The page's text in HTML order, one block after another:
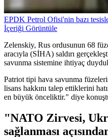
EPDK Petrol Ofisi'nin bazı
İçeriği Görüntüle
Zelenskiy, Rus ordusunun 68
aracıyla (SİHA) saldırı
savunma sistemine ihtiyaç
Patriot tipi hava savunma
lisans hakkını talep ettiklerini
en büyük önceliktir." diye
"NATO Zirvesi,
sağlanması